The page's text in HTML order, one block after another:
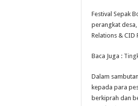
Festival Sepak
perangkat desa,
Relations & CID
Baca Juga :
Dalam
kepada para
berkiprah dan